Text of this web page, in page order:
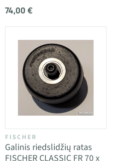
74,00 €
FISCHER
Galinis riedslidžių ratas
FISCHER CLASSIC FR 70 x